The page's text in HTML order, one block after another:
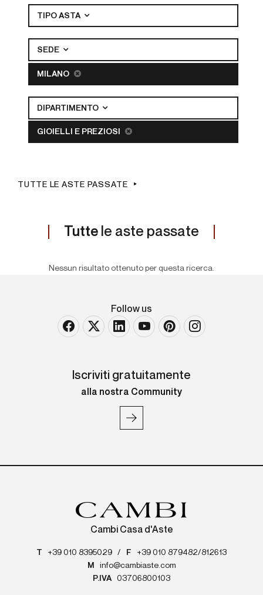
TIPO ASTA
SEDE
MILANO
DIPARTIMENTO
GIOIELLI E PREZIOSI
TUTTE LE ASTE PASSATE
Tutte le aste passate
Nessun risultato ottenuto per questa ricerca.
Follow us
Iscriviti gratuitamente
alla nostra Community
Cambi Casa d'Aste
T +39 010 8395029 / F
+39 010 879482/812613
M
info@cambiaste.com
P.IVA
03706800103